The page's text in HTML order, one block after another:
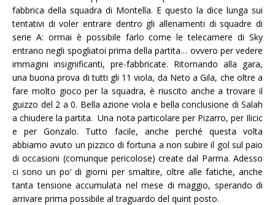
fabbrica della squadra di Montella. E questo la dice lunga sui
tentativi di voler entrare dentro gli allenamenti di squadre di
serie A: ormai è possibile farlo come le telecamere di Sky
entrano negli spogliatoi prima della partita… ovvero per vedere
immagini insignificanti, pre-fabbricate. Ritornando alla gara,
una buona prova di tutti gli 11 viola, da Neto a Gila, che oltre a
fare molto gioco per la squadra, è riuscito anche a trovare il
guizzo del 2 a 0. Bella azione viola e bella conclusione di Salah
a chiudere la partita. Una nota particolare per Pizarro, per Ilicic
e per Gonzalo. Tutto facile, anche perché questa volta
abbiamo avuto un pizzico di fortuna a non subire il gol sul paio
di occasioni (comunque pericolose) create dal Parma. Adesso
ci sono un po’ di giorni per smaltire, oltre alle fatiche, anche
tanta tensione accumulata nel mese di maggio, sperando di
arrivare prima possibile al traguardo del quint posto.